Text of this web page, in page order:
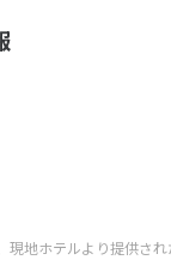
現地ホテルより提供さ